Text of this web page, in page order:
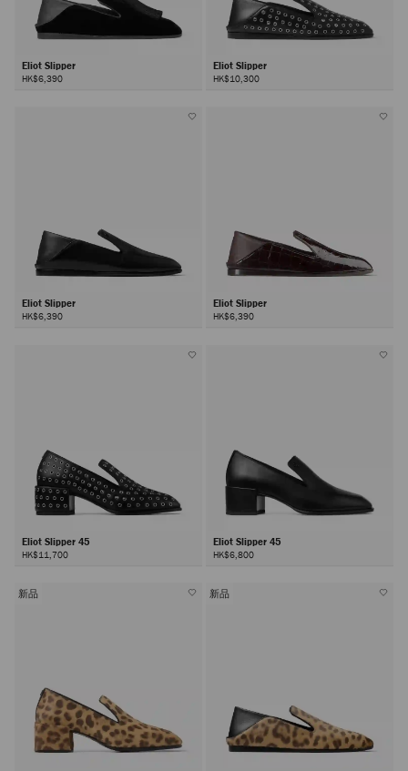
Eliot Slipper
HK$6,390
Eliot Slipper
HK$10,300
Eliot Slipper
HK$6,390
Eliot Slipper
HK$6,390
Eliot Slipper 45
HK$11,700
Eliot Slipper 45
HK$6,800
新品 新品